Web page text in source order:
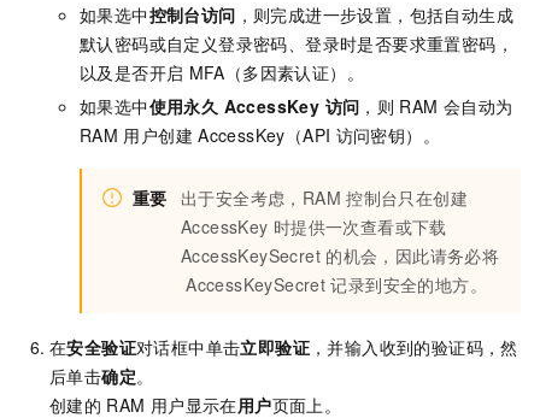
如果选中控制台访问 ，则完成进一步设置，包括自动生成
默认密码或自定义登录密码、登录时是否要求重置密码，
以及是否开启 MFA（多因素认证）。
如果选中使用永久 AccessKey 访问 ，则 RAM 会自动为
RAM 用户创建 AccessKey（API 访问密钥）。
重要 出于安全考虑，RAM 控制台只在创建
AccessKey 时提供一次查看或下载
AccessKeySecret 的机会，因此请务必将
AccessKeySecret 记录到安全的地方。
在安全验证对话框中单击立即验证 ，并输入收到的验证码，然
后单击确定。
创建的 RAM 用户显示在用户页面上。